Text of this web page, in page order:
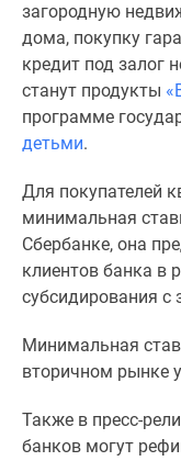
Видеообзор
новостроек
Экспертиза
новостроек
Экология
Москвы
Подмосковья
Студии
комнатные
комнатные
Квартиры
загородную
дома, покупку
кредит под залог
станут продукты
программе
детьми.
Для покупателей
минимальная
Сбербанке, она
клиентов банка в
субсидирования с
Минимальная
вторичном рынке
Также в пресс-
банков могут